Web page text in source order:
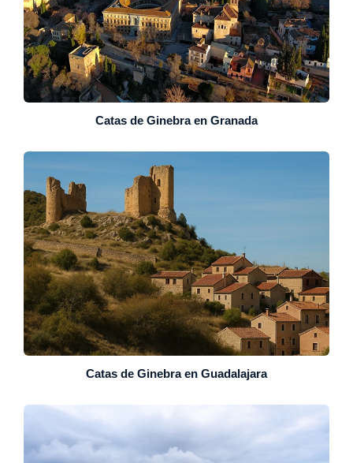
Catas de Ginebra en Granada
Catas de Ginebra en Guadalajara